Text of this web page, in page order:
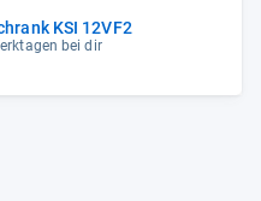
KSI 12VF2
bei dir